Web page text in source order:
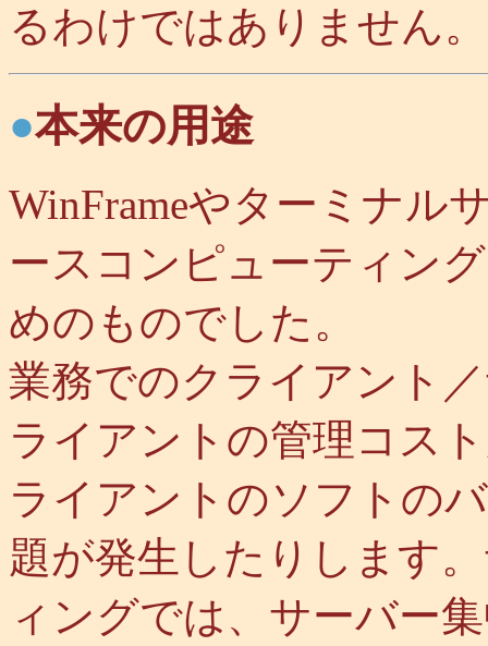
るわけではありません。
●本来の用途
WinFrameやターミナル
ースコンピューティン
めのものでした。
業務でのクライアント
ライアントの管理コス
ライアントのソフトの
題が発生したりします
ィングでは、サーバー